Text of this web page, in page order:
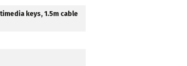
keys, 1.5m cable